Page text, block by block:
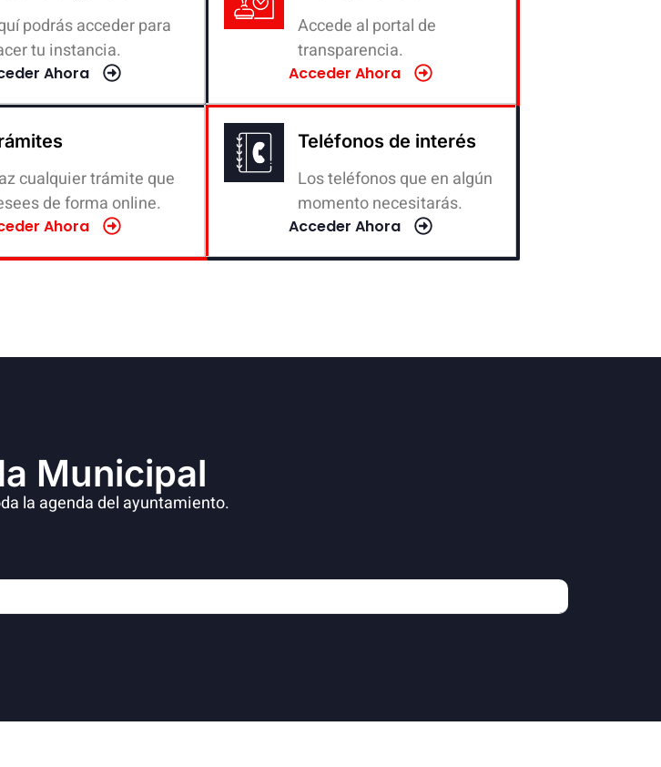
podrás acceder para
tu instancia.
Ahora
Accede al portal de
transparencia.
Acceder Ahora
cualquier trámite que
de forma online.
Ahora
Teléfonos de interés
Los teléfonos que en algún
momento necesitarás.
Acceder Ahora
Municipal
la agenda del ayuntamiento.